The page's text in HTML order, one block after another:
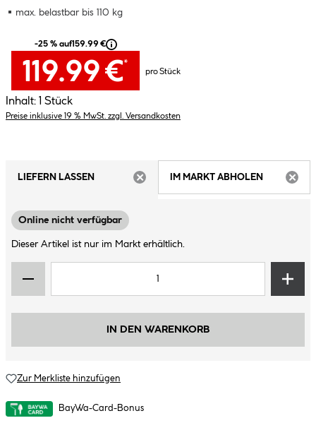
max. belastbar bis 110 kg
-25 % auf159.99 €
119.99 €*
pro Stück
Inhalt: 1 Stück
Preise inklusive 19 % MwSt. zzgl. Versandkosten
LIEFERN LASSEN
IM MARKT ABHOLEN
Online nicht verfügbar
Dieser Artikel ist nur im Markt erhältlich.
IN DEN WARENKORB
Zur Merkliste hinzufügen
BayWa-Card-Bonus